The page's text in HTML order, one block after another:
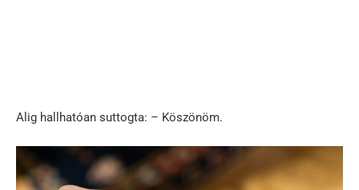
Alig hallhatóan suttogta: – Köszönöm.